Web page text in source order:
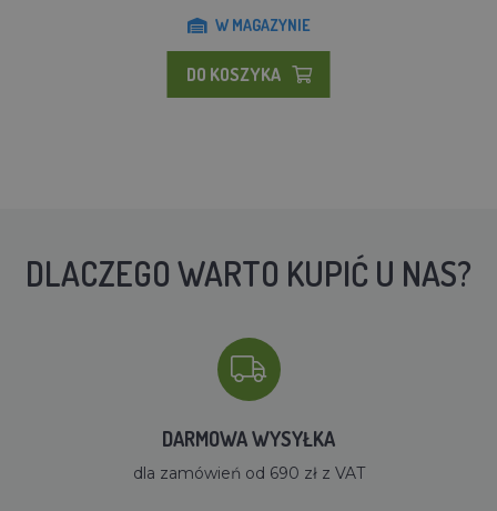
W MAGAZYNIE
DO KOSZYKA
DLACZEGO WARTO KUPIĆ U NAS?
DARMOWA WYSYŁKA
dla zamówień od 690 zł z VAT